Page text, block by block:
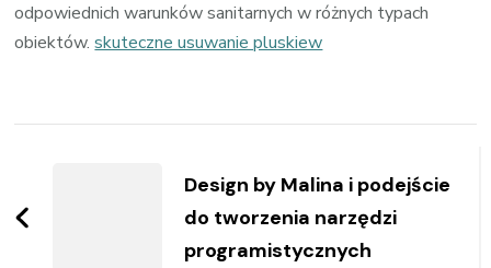
odpowiednich warunków sanitarnych w różnych typach
obiektów.skuteczne usuwanie pluskiew
Design by Malina i podejście
do tworzenia narzędzi
programistycznych